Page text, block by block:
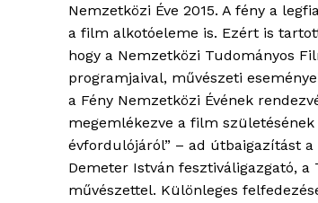
Nemzetközi Éve 2015. A fény a
a film alkotóeleme is. Ezért is
hogy a Nemzetközi Tudományos
programjaival, művészeti
a Fény Nemzetközi Évének
megemlékezve a film születésének
évfordulójáról” – ad útbaigazítást
Demeter István fesztiváligazgató, a
művészettel. Különleges